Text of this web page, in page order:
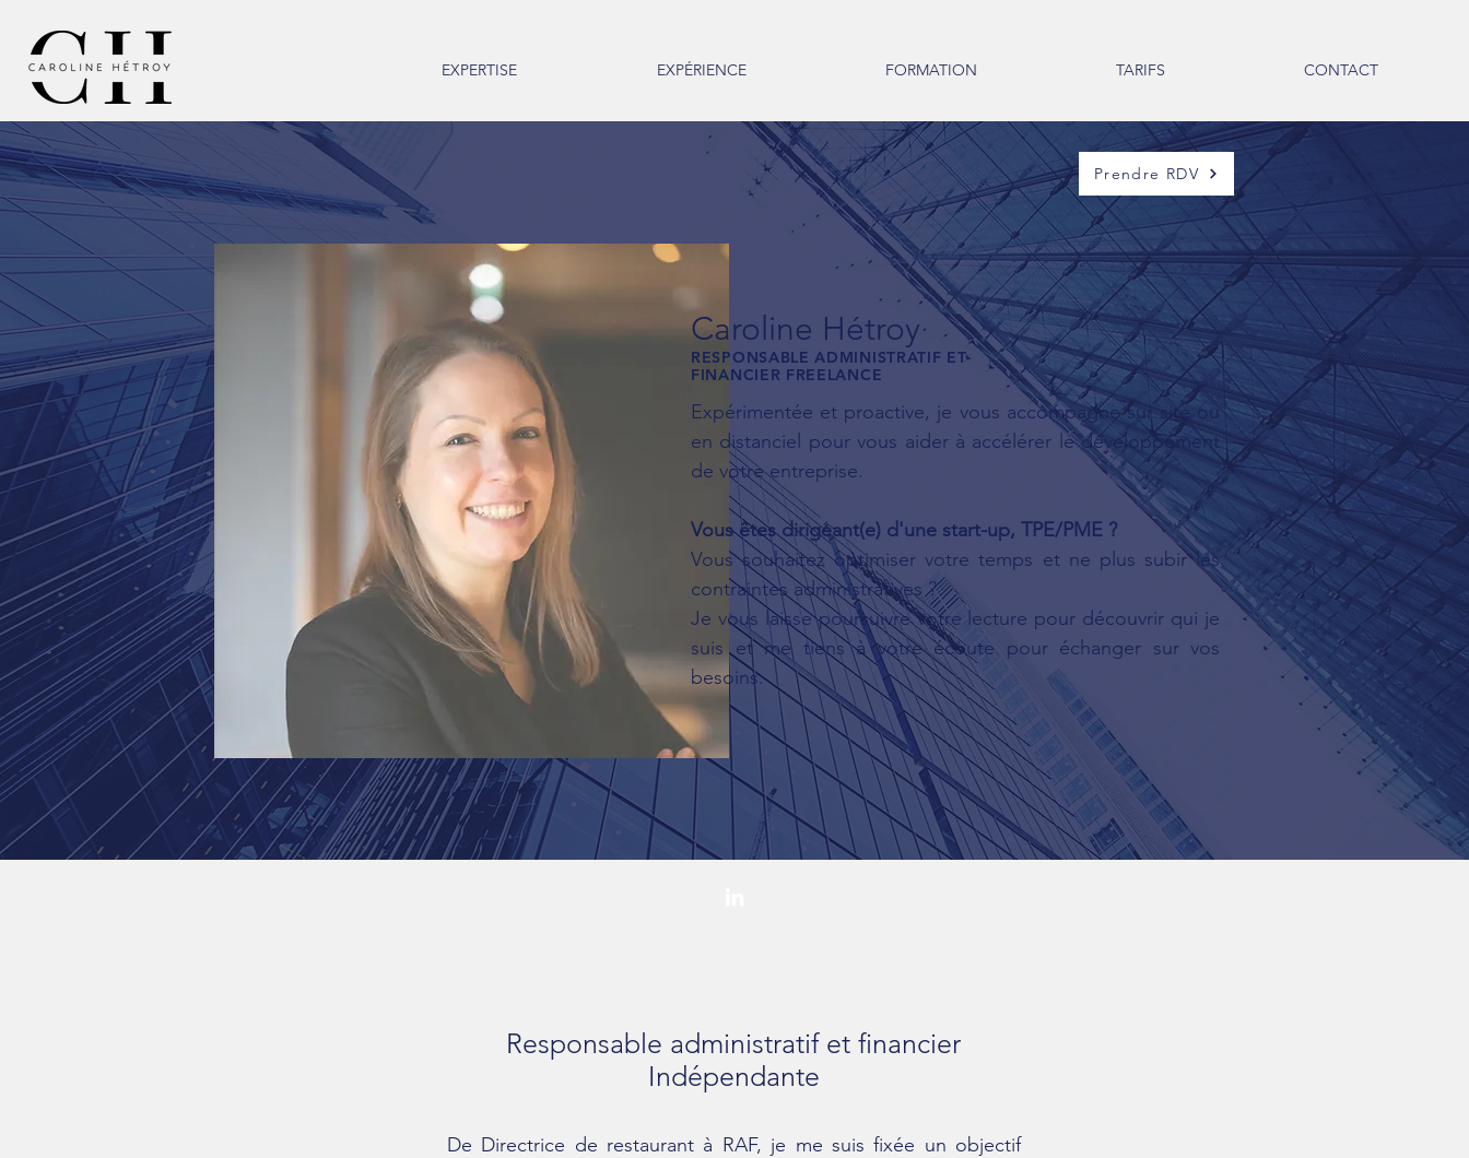
EXPERTISE EXPÉRIENCE FORMATION TARIFS CONTACT
Responsable administratif et financier
Indépendante
De Directrice de restaurant à RAF, je me suis fixée un objectif
Prendre RDV
Caroline Hétroy
RESPONSABLE ADMINISTRATIF ET
FINANCIER FREELANCE
Expérimentée et proactive, je vous accompagne sur site ou
en distanciel pour vous aider à accélérer le développement
de votre entreprise.
Vous êtes dirigeant(e) d'une start-up, TPE/PME ?
Vous souhaitez optimiser votre temps et ne plus subir les
contraintes administratives ?
Je vous laisse poursuivre votre lecture pour découvrir qui je
suis et me tiens à votre écoute pour échanger sur vos
besoins.